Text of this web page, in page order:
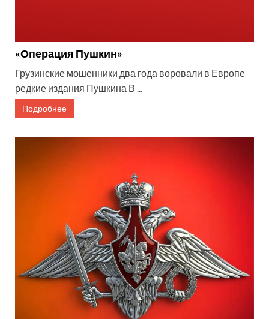
«Операция Пушкин»
Грузинские мошенники два года воровали в Европе
редкие издания Пушкина В ...
Подробнее